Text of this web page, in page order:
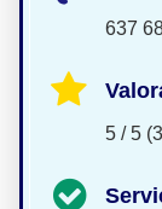
637
5 / 5